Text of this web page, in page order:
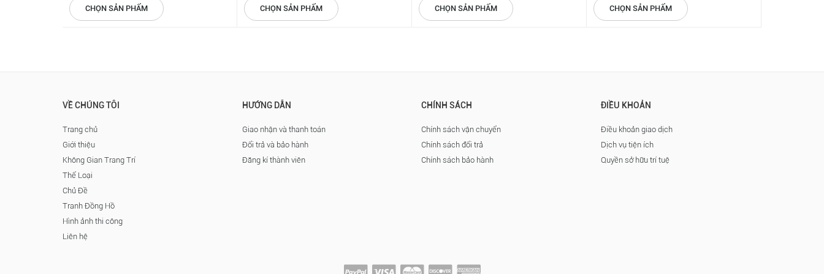
CHỌN SẢN PHẨM CHỌN SẢN PHẨM CHỌN SẢN PHẨM CHỌN SẢN PHẨM
VỀ CHÚNG TÔI
Trang chủ
Giới thiệu
Không Gian Trang Trí
Thể Loại
Chủ Đề
Tranh Đồng Hồ
Hình ảnh thi công
Liên hệ
HƯỚNG DẪN
Giao nhận và thanh toán
Đổi trả và bảo hành
Đăng kí thành viên
CHÍNH SÁCH
Chính sách vận chuyển
Chính sách đổi trả
Chính sách bảo hành
ĐIỀU KHOẢN
Điều khoản giao dịch
Dịch vụ tiện ích
Quyền sở hữu trí tuệ